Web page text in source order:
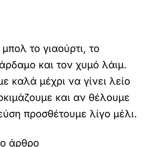
το γιαούρτι, το
και τον χυμό λάιμ.
καλά μέχρι να γίνει λείο
και αν θέλουμε
προσθέτουμε λίγο μέλι.
άρθρο